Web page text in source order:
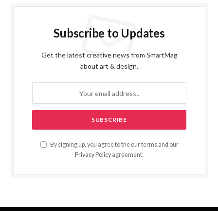
Subscribe to Updates
Get the latest creative news from SmartMag
about art & design.
By signing up, you agree to the our terms and our
Privacy Policy agreement.